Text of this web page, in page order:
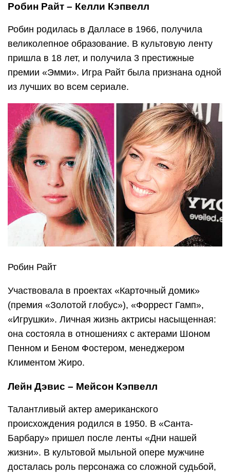
Робин Райт – Келли Кэпвелл
Робин родилась в Далласе в 1966, получила
великолепное образование. В культовую ленту
пришла в 18 лет, и получила 3 престижные
премии «Эмми». Игра Райт была признана одной
из лучших во всем сериале.
Робин Райт
Участвовала в проектах «Карточный домик»
(премия «Золотой глобус»), «Форрест Гамп»,
«Игрушки». Личная жизнь актрисы насыщенная:
она состояла в отношениях с актерами Шоном
Пенном и Беном Фостером, менеджером
Климентом Жиро.
Лейн Дэвис – Мейсон Кэпвелл
Талантливый актер американского
происхождения родился в 1950. В «Санта-
Барбару» пришел после ленты «Дни нашей
жизни». В культовой мыльной опере мужчине
досталась роль персонажа со сложной судьбой,